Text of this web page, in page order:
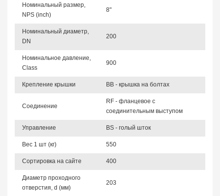
Номинальный размер,
NPS (inch)
8"
Номинальный диаметр,
DN
200
Номинальное давление,
Class
900
Крепление крышки BB - крышка на болтах
Соединение
RF - фланцевое с
соединительным выступом
Управление BS - голый шток
Вес 1 шт (кг) 550
Сортировка на сайте 400
Диаметр проходного
отверстия, d (мм)
203